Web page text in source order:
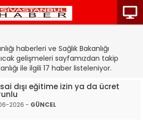
haberleri ve Sağlık Bakanlığı
gelişmeleri sayfamızdan takip
ile ilgili 17 haber listeleniyor.
dışı eğitime izin ya da ücret
2026 - GÜNCEL